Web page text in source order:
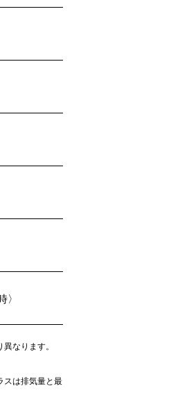
なります。
スは排気量と最